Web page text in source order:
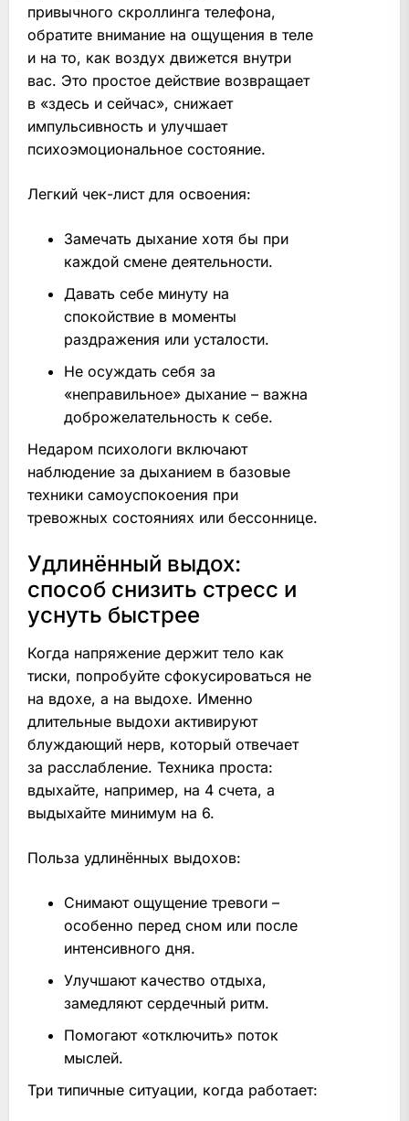
привычного скроллинга телефона,
обратите внимание на ощущения в теле
и на то, как воздух движется внутри
вас. Это простое действие возвращает
в «здесь и сейчас», снижает
импульсивность и улучшает
психоэмоциональное состояние.
Легкий чек-лист для освоения:
Замечать дыхание хотя бы при
каждой смене деятельности.
Давать себе минуту на
спокойствие в моменты
раздражения или усталости.
Не осуждать себя за
«неправильное» дыхание – важна
доброжелательность к себе.
Недаром психологи включают
наблюдение за дыханием в базовые
техники самоуспокоения при
тревожных состояниях или бессоннице.
Удлинённый выдох:
способ снизить стресс и
уснуть быстрее
Когда напряжение держит тело как
тиски, попробуйте сфокусироваться не
на вдохе, а на выдохе. Именно
длительные выдохи активируют
блуждающий нерв, который отвечает
за расслабление. Техника проста:
вдыхайте, например, на 4 счета, а
выдыхайте минимум на 6.
Польза удлинённых выдохов:
Снимают ощущение тревоги –
особенно перед сном или после
интенсивного дня.
Улучшают качество отдыха,
замедляют сердечный ритм.
Помогают «отключить» поток
мыслей.
Три типичные ситуации, когда работает: